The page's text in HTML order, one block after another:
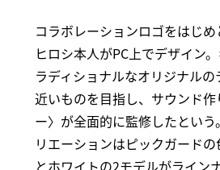
コラボレーションロゴをはじ
ヒロシ本人がPC上でデザイン
ラディショナルなオリジナル
近いものを目指し、サウンド
ー〉が全面的に監修したとい
リエーションはピックガード